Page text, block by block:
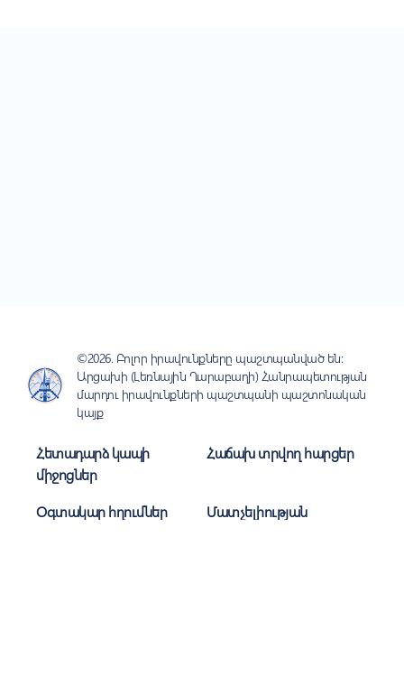
©2026. Բոլոր իրավունքները պաշտպանված են:
Արցախի (Լեռնային Ղարաբաղի) Հանրապետության
մարդու իրավունքների պաշտպանի պաշտոնական
կայք
Հետադարձ կապի
միջոցներ
Հաճախ տրվող հարցեր
Օգտակար հղումներ
Մատչելիության